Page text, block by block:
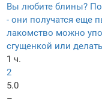
Вы любите блины?
- они получатся еще
лакомство можно
сгущенкой или
1 ч.
2
5.0
–